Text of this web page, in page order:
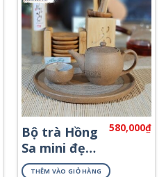
Bộ trà Hồng
Sa mini đẹp
ATS-70
580,000₫
THÊM VÀO GIỎ HÀNG